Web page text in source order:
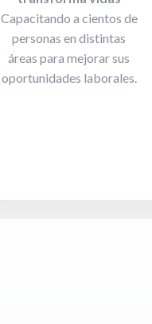
Capacitando a cientos de
personas en distintas
áreas para mejorar sus
oportunidades laborales.